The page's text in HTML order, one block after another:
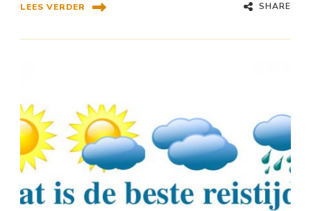
LEES VERDER SHARE